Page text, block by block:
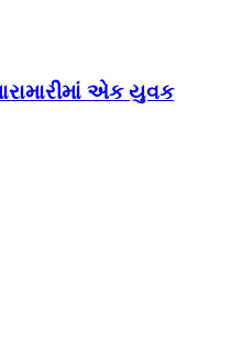
એક યુવક